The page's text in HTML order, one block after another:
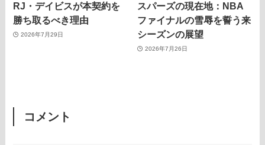
RJ・デイビスが本契約を
勝ち取るべき理由
2026年7月29日
スパーズの現在地：NBA
ファイナルの雪辱を誓う来
シーズンの展望
2026年7月26日
コメント